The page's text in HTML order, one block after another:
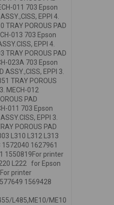
011 703 Epson
EPPI 4.
TRAY POROUS PAD
013 703 Epson
EPPI 4.
TRAY POROUS PAD
023A 703 Epson
ASSY.,CISS, EPPI 3.
TRAY POROUS
MECH-012
PAD
011 703 Epson
EPPI 3.
POROUS PAD
L310 L312 L313
1572040 1627961
1550819For printer
L222 for Epson
printer
1569428
L485,ME10/ME10